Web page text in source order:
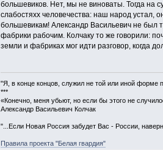
большевиков. Нет, мы не виноваты. Тогда на
слабостяхх человечества: наш народ устал,
большевикам! Александр Васильевич не был
фабрики рабочим. Колчаку то же говорили:
земли и фабриках мог идти разговор, когда
"Я, в конце концов, служил не той или иной форме
***
«Конечно, меня убьют, но если бы этого не
Александр Васильевич Колчак
"...Если Новая Россия забудет Вас - России,
Правила проекта "Белая гвардия"